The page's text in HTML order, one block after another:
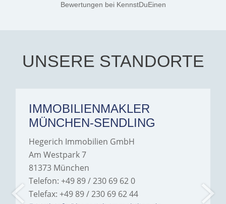
Jamrowâ€”she was
exceptionally professional,
Hegerich Immobilien to
anyone looking for a home.
Bewertungen bei KennstDuEinen
UNSERE STANDORTE
IMMOBILIENMAKLER
MÜNCHEN-SENDLING
Hegerich Immobilien GmbH
Am Westpark 7
81373 München
Telefon: +49 89 / 230 69 62 0
Telefax: +49 89 / 230 69 62 44